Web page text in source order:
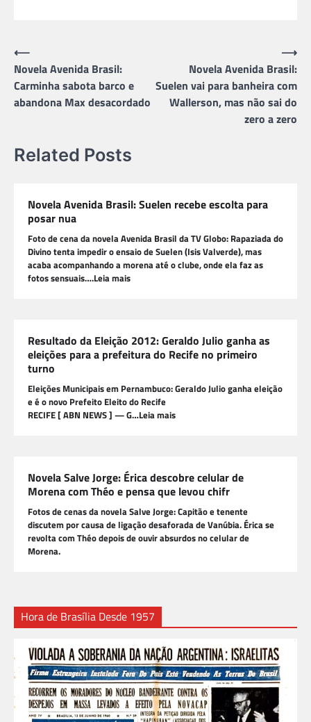
Navegação
de
Post
⟵
Novela Avenida Brasil:
Carminha sabota barco e
abandona Max desacordado
Novela Avenida Brasil:
Suelen vai para banheira com
Wallerson, mas não sai do
zero a zero
⟶
Related Posts
Novela Avenida Brasil: Suelen recebe escolta para
posar nua
Foto de cena da novela Avenida Brasil da TV Globo: Rapaziada do
Divino tenta impedir o ensaio de Suelen (Isis Valverde), mas
acaba acompanhando a morena até o clube, onde ela faz as
fotos sensuais….Leia mais
Resultado da Eleição 2012: Geraldo Julio ganha as
eleições para a prefeitura do Recife no primeiro
turno
Eleições Municipais em Pernambuco: Geraldo Julio ganha eleição
e é o novo Prefeito Eleito do Recife
RECIFE [ ABN NEWS ] — G…Leia mais
Novela Salve Jorge: Érica descobre celular de
Morena com Théo e pensa que levou chifr
Fotos de cenas da novela Salve Jorge: Capitão e tenente
discutem por causa de ligação desaforada de Vanúbia. Érica se
revolta com Théo depois de ouvir absurdos no celular de
Morena.
Hora de Brasília Desde 1957